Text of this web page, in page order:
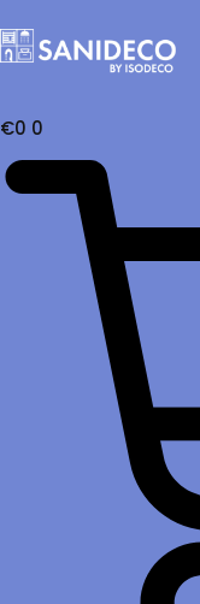
€0 0